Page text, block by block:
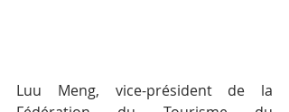
Luu Meng, vice-président de la